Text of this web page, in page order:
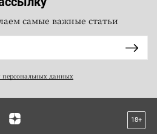
самые важные статьи
персональных данных
18+